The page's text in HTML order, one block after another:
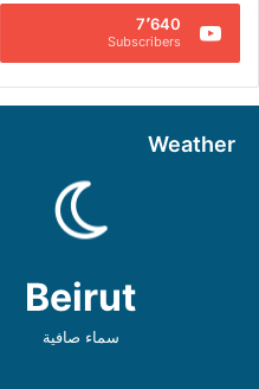
7٬640
Subscribers
Weather
Beirut
سماء صافية